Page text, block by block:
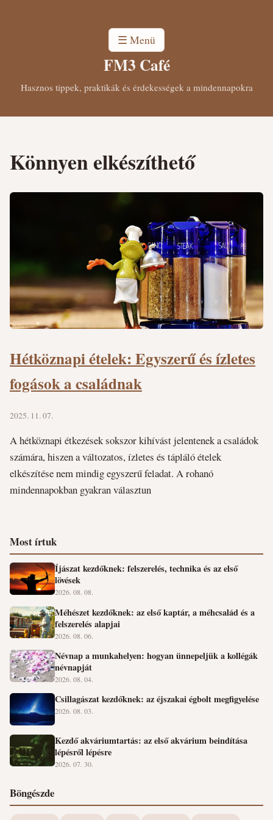
☰ Menü
FM3 Café
Hasznos tippek, praktikák és érdekességek a mindennapokra
Könnyen elkészíthető
Hétköznapi ételek: Egyszerű és ízletes
fogások a családnak
2025. 11. 07.
A hétköznapi étkezések sokszor kihívást jelentenek a családok
számára, hiszen a változatos, ízletes és tápláló ételek
elkészítése nem mindig egyszerű feladat. A rohanó
mindennapokban gyakran választun
Most írtuk
Íjászat kezdőknek: felszerelés, technika és az első
lövések
2026. 08. 08.
Méhészet kezdőknek: az első kaptár, a méhcsalád és a
felszerelés alapjai
2026. 08. 06.
Névnap a munkahelyen: hogyan ünnepeljük a kollégák
névnapját
2026. 08. 04.
Csillagászat kezdőknek: az éjszakai égbolt megfigyelése
2026. 08. 03.
Kezdő akváriumtartás: az első akvárium beindítása
lépésről lépésre
2026. 07. 30.
Böngészde